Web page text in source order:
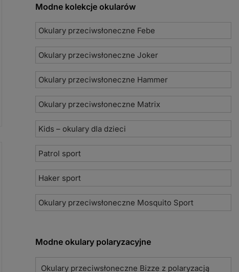
Modne kolekcje okularów
Okulary przeciwsłoneczne Febe
Okulary przeciwsłoneczne Joker
Okulary przeciwsłoneczne Hammer
Okulary przeciwsłoneczne Matrix
Kids – okulary dla dzieci
Patrol sport
Haker sport
Okulary przeciwsłoneczne Mosquito Sport
Modne okulary polaryzacyjne
Okulary przeciwsłoneczne Bizze z polaryzacją